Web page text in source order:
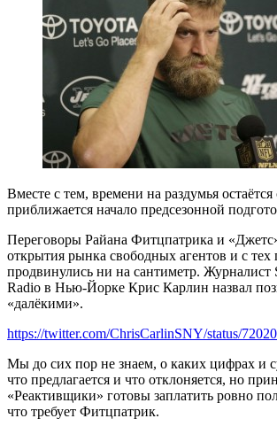
Вместе с тем, времени на раздумья
приближается начало предсезонной
Переговоры Райана Фитцпатрика и
открытия рынка свободных агентов и с тех
продвинулись ни на сантиметр.
Radio в Нью-Йорке Крис Карлин назвал
«далёкими».
https://twitter.com/ChrisCarlinSNY/status/
Мы до сих пор не знаем, о каких цифрах и
что предлагается и что отклоняется, но
«Реактивщики» готовы заплатить ровно
что требует Фитцпатрик.